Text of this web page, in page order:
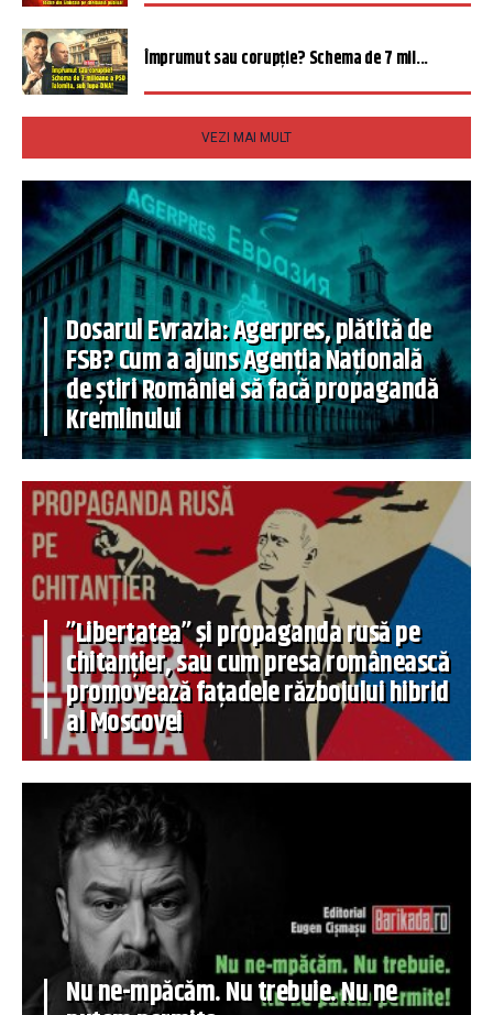
Împrumut sau corupție? Schema de 7 mil...
VEZI MAI MULT
Dosarul Evrazia: Agerpres, plătită de
FSB? Cum a ajuns Agenția Națională
de știri României să facă propagandă
Kremlinului
”Libertatea” și propaganda rusă pe
chitanțier, sau cum presa românească
promovează fațadele războiului hibrid
al Moscovei
Nu ne-mpăcăm. Nu trebuie. Nu ne